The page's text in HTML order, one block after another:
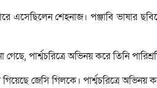
এসেছিলেন শেহনাজ। পঞ্জাবি
পার্শ্বচরিত্রে অভিনয় করে তিনি
জেসি গিলকে। পার্শ্বচরিত্রে অভিনয়